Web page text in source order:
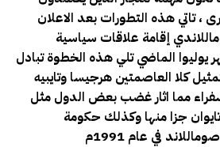
، تاتي هذه التطورات بعد الاعلان
إقامة علاقات سياسية
يوليوا الماضي تلي هذه الخطوة تبادل
كلا العاصمتين هرجيسا وتايبيه
مما اثار غضب بعض الدول مثل
جزا منها وكذلك حكومة
في عام 1991م